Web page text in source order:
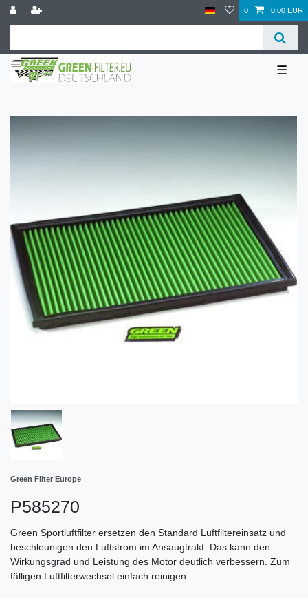
0 0,00 EUR
☰
Green Filter Europe
P585270
Green Sportluftfilter ersetzen den Standard Luftfiltereinsatz und
beschleunigen den Luftstrom im Ansaugtrakt. Das kann den
Wirkungsgrad und Leistung des Motor deutlich verbessern. Zum
fälligen Luftfilterwechsel einfach reinigen.